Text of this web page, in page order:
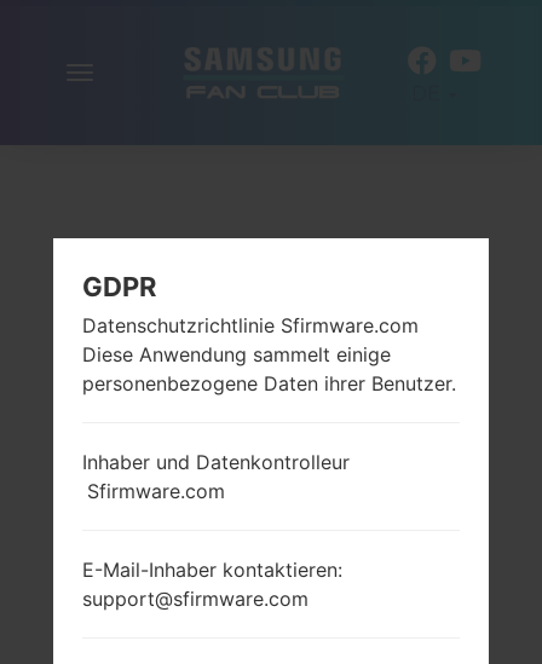
GDPR
Datenschutzrichtlinie Sfirmware.com
Diese Anwendung sammelt einige
personenbezogene Daten ihrer Benutzer.
Inhaber und Datenkontrolleur
Sfirmware.com
E-Mail-Inhaber kontaktieren:
support@sfirmware.com